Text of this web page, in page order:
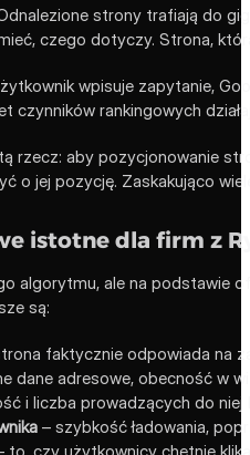
strony trafiają do
czego dotyczy. Strona,
wpisuje zapytanie,
czynników rankingowych
rzecz: aby pozycjonowanie
o jej pozycję. Zaskakująco
istotne dla firm z
algorytmu, ale na podstawie
są:
faktycznie odpowiada na
dane adresowe, obecność w
i liczba prowadzących do niej
– szybkość ładowania,